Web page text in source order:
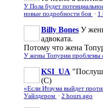
У Пола будет
новые подробности боя · 1
Billy Bones У
адвоката.
Потому что жена
У жены Топурии
KSI_UA
(С)
«Если Итаума выйдет
Уайлдером · 2 hours ago